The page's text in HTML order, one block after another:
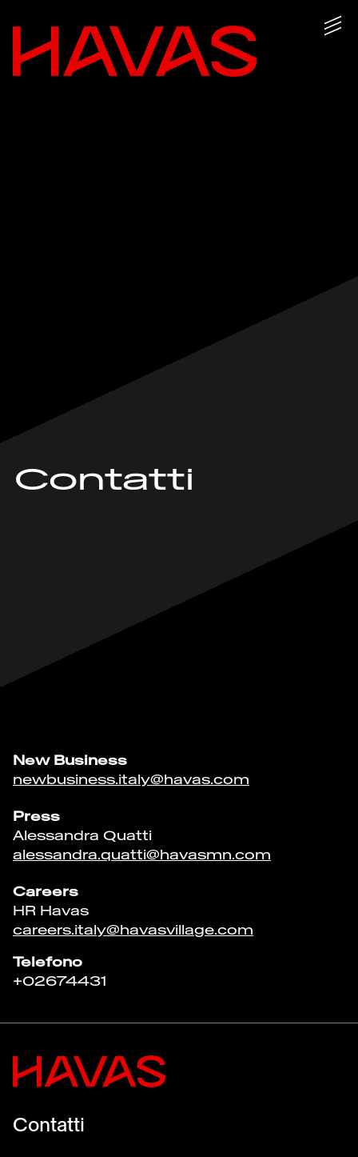
Contatti
New Business
newbusiness.italy@havas.com
Press
Alessandra Quatti
alessandra.quatti@havasmn.com
Careers
HR Havas
careers.italy@havasvillage.com
Telefono
+02674431
Contatti